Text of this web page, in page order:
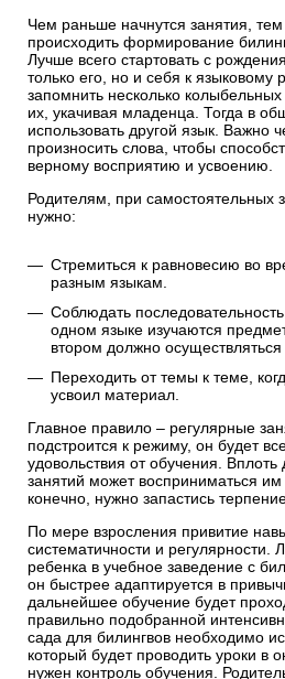
Чем раньше начнутся занятия,
происходить формирование
Лучше всего стартовать с
только его, но и себя к
запомнить несколько
их, укачивая младенца. Тогда в
использовать другой язык. Важно
произносить слова, чтобы
верному восприятию и усвоению.
Родителям, при самостоятельных
нужно:
Стремиться к равновесию во
разным языкам.
Соблюдать
одном языке изучаются
втором должно осуществляться
Переходить от темы к теме,
усвоил материал.
Главное правило – регулярные
подстроится к режиму, он будет
удовольствия от обучения. Вплоть
занятий может восприниматься им
конечно, нужно запастись
По мере взросления привитие
систематичности и регулярности.
ребенка в учебное заведение с
он быстрее адаптируется в
дальнейшее обучение будет
правильно подобранной
сада для билингвов необходимо
который будет проводить уроки в
нужен контроль обучения.